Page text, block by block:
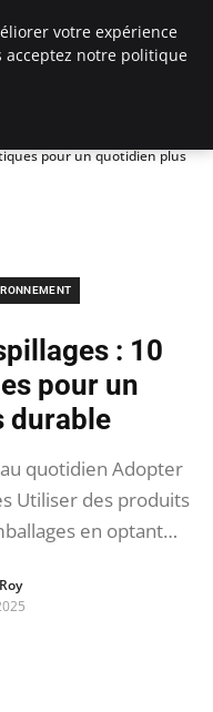
pour un quotidien plus
: 10
pour un
durable
quotidien Adopter
Utiliser des produits
en optant…
votre expérience
acceptez notre politique